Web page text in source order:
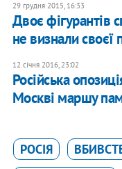
29 грудня 2015, 16:33
Двоє фігурантів
не визнали своєї
12 січня 2016, 23:02
Російська
Москві маршу
РОСІЯ